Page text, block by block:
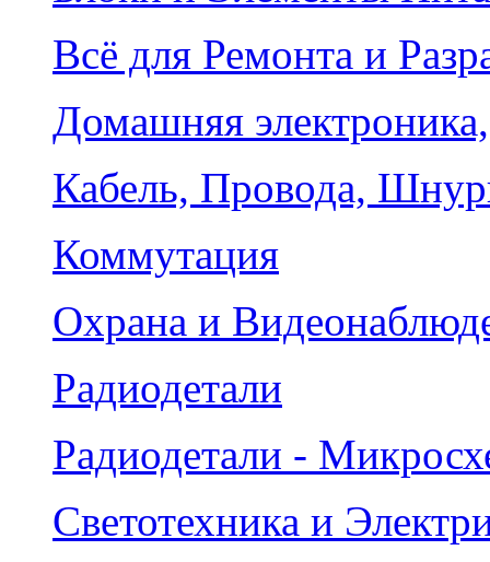
Всё для Ремонта и
Домашняя
Кабель, Провода,
Коммутация
Охрана и
Радиодетали
Радиодетали -
Светотехника и